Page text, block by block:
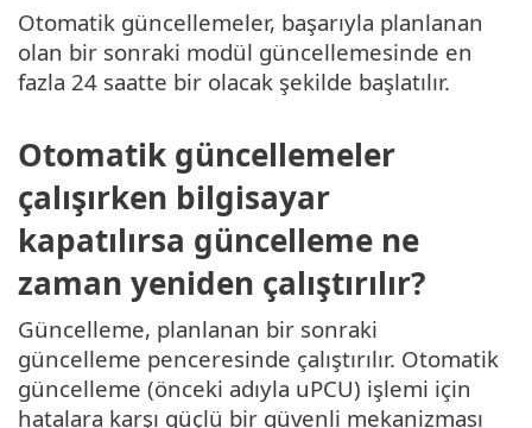
Otomatik güncellemeler, başarıyla planlanan
olan bir sonraki modül güncellemesinde en
fazla 24 saatte bir olacak şekilde başlatılır.
Otomatik güncellemeler
çalışırken bilgisayar
kapatılırsa güncelleme ne
zaman yeniden çalıştırılır?
Güncelleme, planlanan bir sonraki
güncelleme penceresinde çalıştırılır. Otomatik
güncelleme (önceki adıyla uPCU) işlemi için
hatalara karşı güçlü bir güvenli mekanizması